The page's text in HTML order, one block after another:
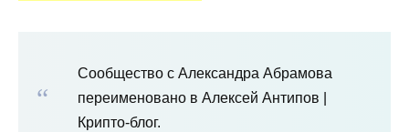
Сообщество с Александра Абрамова
переименовано в Алексей Антипов |
Крипто-блог.